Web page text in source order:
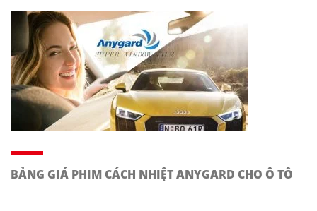
BẢNG GIÁ PHIM CÁCH NHIỆT ANYGARD CHO Ô TÔ